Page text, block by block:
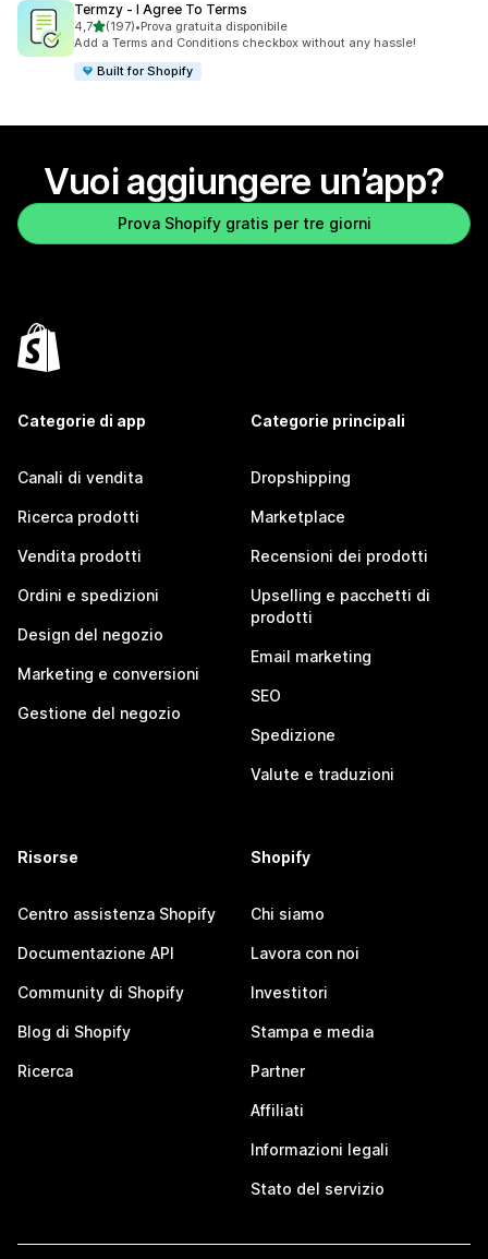
Termzy ‑ I Agree To Terms
4,7stelle su 5
(197)
197 recensioni totali
•Prova gratuita disponibile
Add a Terms and Conditions checkbox without any hassle!
Built for Shopify
Vuoi aggiungere un’app?
Prova Shopify gratis per tre giorni
Categorie di app
Canali di vendita
Ricerca prodotti
Vendita prodotti
Ordini e spedizioni
Design del negozio
Marketing e conversioni
Gestione del negozio
Categorie principali
Dropshipping
Marketplace
Recensioni dei prodotti
Upselling e pacchetti di
prodotti
Email marketing
SEO
Spedizione
Valute e traduzioni
Risorse
Centro assistenza Shopify
Documentazione API
Community di Shopify
Blog di Shopify
Ricerca
Shopify
Chi siamo
Lavora con noi
Investitori
Stampa e media
Partner
Affiliati
Informazioni legali
Stato del servizio